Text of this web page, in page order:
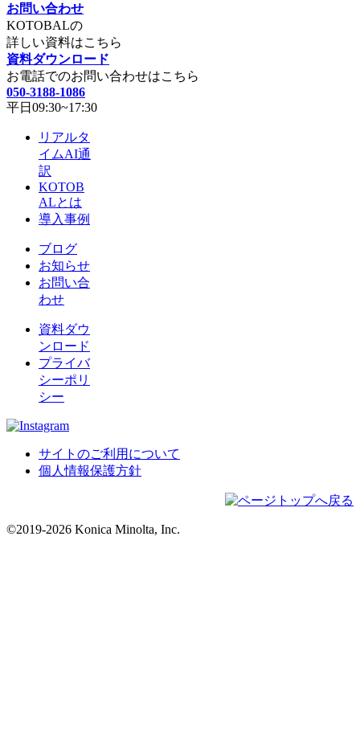
お問い合わせ
KOTOBALの
詳しい資料はこちら
資料ダウンロード
お電話でのお問い合わせはこちら
050-3188-1086
平日09:30~17:30
リアルタ
イムAI通
訳
KOTOB
ALとは
導入事例
ブログ
お知らせ
お問い合
わせ
資料ダウ
ンロード
プライバ
シーポリ
シー
サイトのご利用について
個人情報保護方針
©2019-2026 Konica Minolta, Inc.